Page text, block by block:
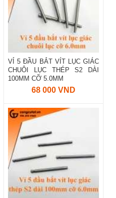
VỈ 5 ĐẦU BẮT VÍT LỤC GIÁC
CHUÔI LỤC THÉP S2 DÀI
100MM CỠ 5.0MM
68 000 VND